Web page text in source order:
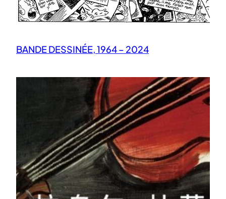
BANDE DESSINÉE, 1964 – 2024